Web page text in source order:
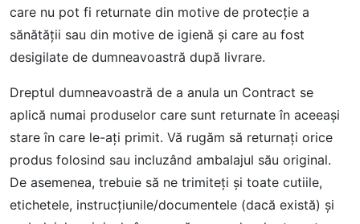
care nu pot fi returnate din motive de protecție a
sănătății sau din motive de igienă şi care au fost
desigilate de dumneavoastră după livrare.
Dreptul dumneavoastră de a anula un Contract se
aplică numai produselor care sunt returnate în aceeaşi
stare în care le-aţi primit. Vă rugăm să returnaţi orice
produs folosind sau incluzând ambalajul său original.
De asemenea, trebuie să ne trimiteți și toate cutiile,
etichetele, instrucțiunile/documentele (dacă există) și